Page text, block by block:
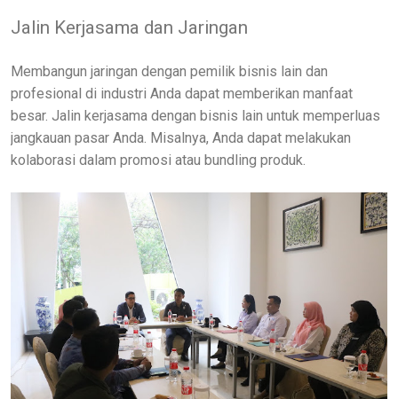
Jalin Kerjasama dan Jaringan
Membangun jaringan dengan pemilik bisnis lain dan
profesional di industri Anda dapat memberikan manfaat
besar. Jalin kerjasama dengan bisnis lain untuk memperluas
jangkauan pasar Anda. Misalnya, Anda dapat melakukan
kolaborasi dalam promosi atau bundling produk.